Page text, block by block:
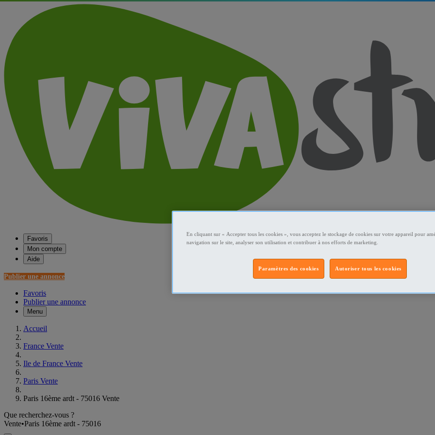
Favoris
Mon compte
Aide
Publier une annonce
Favoris
Publier une annonce
Menu
Accueil
France Vente
Ile de France Vente
Paris Vente
Paris 16ème ardt - 75016 Vente
Que recherchez-vous ?
Vente•Paris 16ème ardt - 75016
En cliquant sur « Accepter tous les cookies », vous acceptez le stockage de cookies sur votre appareil pour
navigation sur le site, analyser son utilisation et contribuer à nos efforts de marketing.
Autoriser tous les cookies
Paramètres des cookies